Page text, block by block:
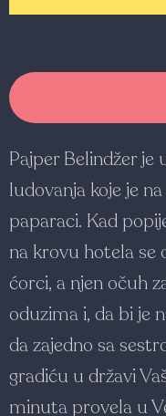
Pajper Belindžer
ludovanja koje je
paparaci. Kad
na krovu hotela se
ćorci, a njen očuh
oduzima i, da bi je
da zajedno sa
gradiću u državi
minuta provela u